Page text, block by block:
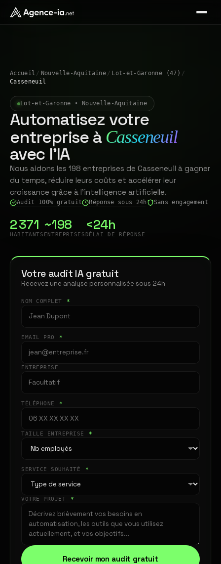
Accueil / Nouvelle-Aquitaine / Lot-et-Garonne (47) /
Casseneuil
Lot-et-Garonne • Nouvelle-Aquitaine
Automatisez votre
entreprise à Casseneuil
avec l'IA
Nous aidons les 198 entreprises de Casseneuil à gagner
du temps, réduire leurs coûts et accélérer leur
croissance grâce à l'intelligence artificielle.
Audit 100% gratuit Réponse sous 24h Sans engagement
2 371
HABITANTS
~198
ENTREPRISES
<24h
DÉLAI DE RÉPONSE
Votre audit IA gratuit
Recevez une analyse personnalisée sous 24h
NOM COMPLET *
EMAIL PRO *
ENTREPRISE
TÉLÉPHONE *
TAILLE ENTREPRISE *
SERVICE SOUHAITÉ *
VOTRE PROJET *
Recevoir mon audit gratuit